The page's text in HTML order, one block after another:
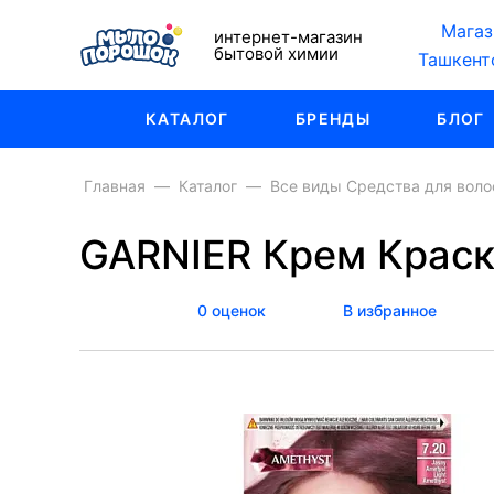
интернет-магазин
бытовой химии
КАТАЛОГ БРЕНДЫ БЛОГ
Главная Каталог Все виды Средства для
GARNIER Крем
0 оценок В избранное